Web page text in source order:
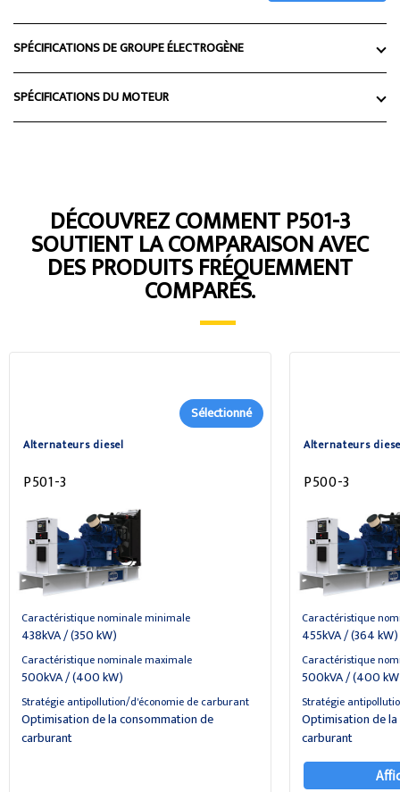
SPÉCIFICATIONS DE GROUPE ÉLECTROGÈNE
SPÉCIFICATIONS DU MOTEUR
DÉCOUVREZ COMMENT P501-3
SOUTIENT LA COMPARAISON AVEC
DES PRODUITS FRÉQUEMMENT
COMPARÉS.
Alternateurs diesel
Sélectionné
P501-3
Caractéristique nominale minimale
438kVA / (350 kW)
Caractéristique nominale maximale
500kVA / (400 kW)
Stratégie antipollution/d'économie de carburant
Optimisation de la consommation de
carburant
Alternateurs
P500-3
Caractéristique
455kVA / (364 kW)
Caractéristique
500kVA / (400
Stratégie
Optimisation de
carburant